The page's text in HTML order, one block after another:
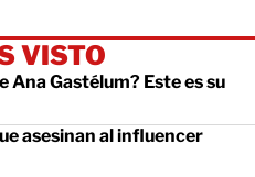
VISTO
Ana Gastélum? Este es su
asesinan al influencer